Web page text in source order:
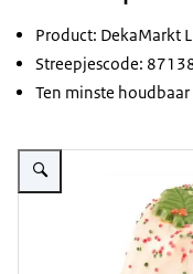
Product: DekaMarkt
Streepjescode:
Ten minste
Vergroot afbeelding